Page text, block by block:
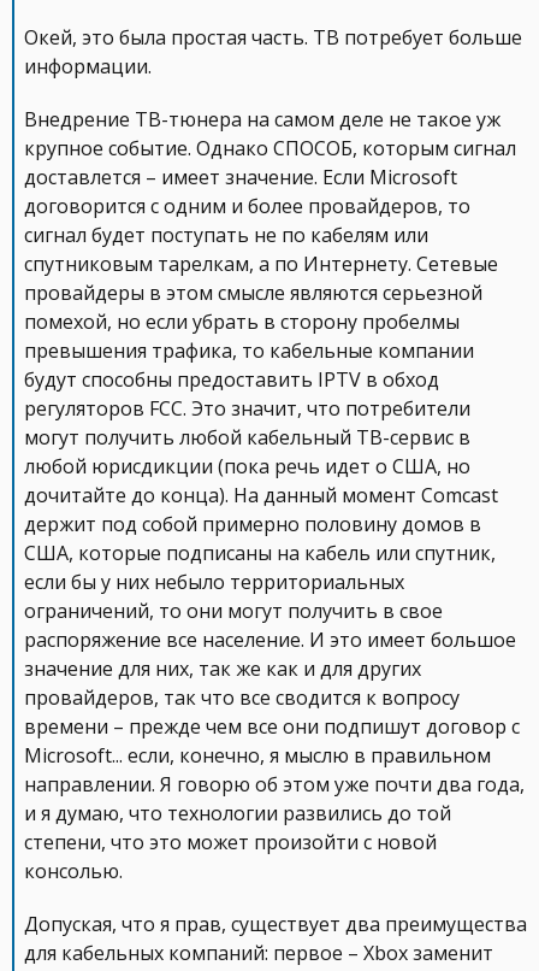
Окей, это была простая часть. ТВ потребует больше
информации.
Внедрение ТВ-тюнера на самом деле не такое уж
крупное событие. Однако СПОСОБ, которым сигнал
доставлется – имеет значение. Если Microsoft
договорится с одним и более провайдеров, то
сигнал будет поступать не по кабелям или
спутниковым тарелкам, а по Интернету. Сетевые
провайдеры в этом смысле являются серьезной
помехой, но если убрать в сторону пробелмы
превышения трафика, то кабельные компании
будут способны предоставить IPTV в обход
регуляторов FCC. Это значит, что потребители
могут получить любой кабельный ТВ-сервис в
любой юрисдикции (пока речь идет о США, но
дочитайте до конца). На данный момент Comcast
держит под собой примерно половину домов в
США, которые подписаны на кабель или спутник,
если бы у них небыло территориальных
ограничений, то они могут получить в свое
распоряжение все население. И это имеет большое
значение для них, так же как и для других
провайдеров, так что все сводится к вопросу
времени – прежде чем все они подпишут договор с
Microsoft... если, конечно, я мыслю в правильном
направлении. Я говорю об этом уже почти два года,
и я думаю, что технологии развились до той
степени, что это может произойти с новой
консолью.
Допуская, что я прав, существует два преимущества
для кабельных компаний: первое – Xbox заменит